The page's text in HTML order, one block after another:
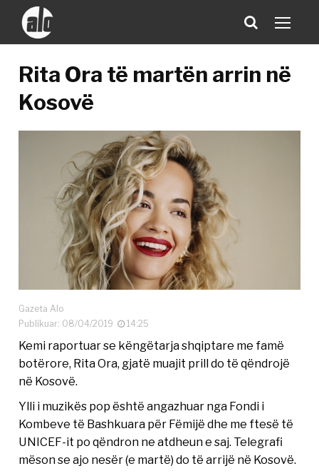
Rita Ora të martën arrin në
Kosovë
Gazeta Alo
Publikuar: 08/04/2019
14:25
Kemi raportuar se këngëtarja shqiptare me famë
botërore, Rita Ora, gjatë muajit prill do të qëndrojë
në Kosovë.
Ylli i muzikës pop është angazhuar nga Fondi i
Kombeve të Bashkuara për Fëmijë dhe me ftesë të
UNICEF-it po qëndron ne atdheun e saj. Telegrafi
mëson se ajo nesër (e martë) do të arrijë në Kosovë.